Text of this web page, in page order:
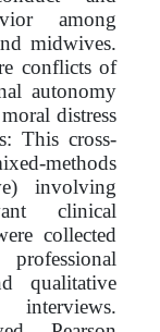
among
midwives.
conflicts of
autonomy
distress
This cross-
methods
involving
clinical
collected
qualitative
interviews.